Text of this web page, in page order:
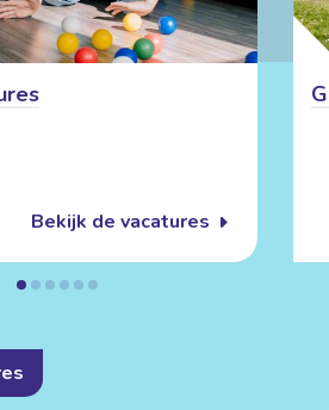
Bekijk de vacatures